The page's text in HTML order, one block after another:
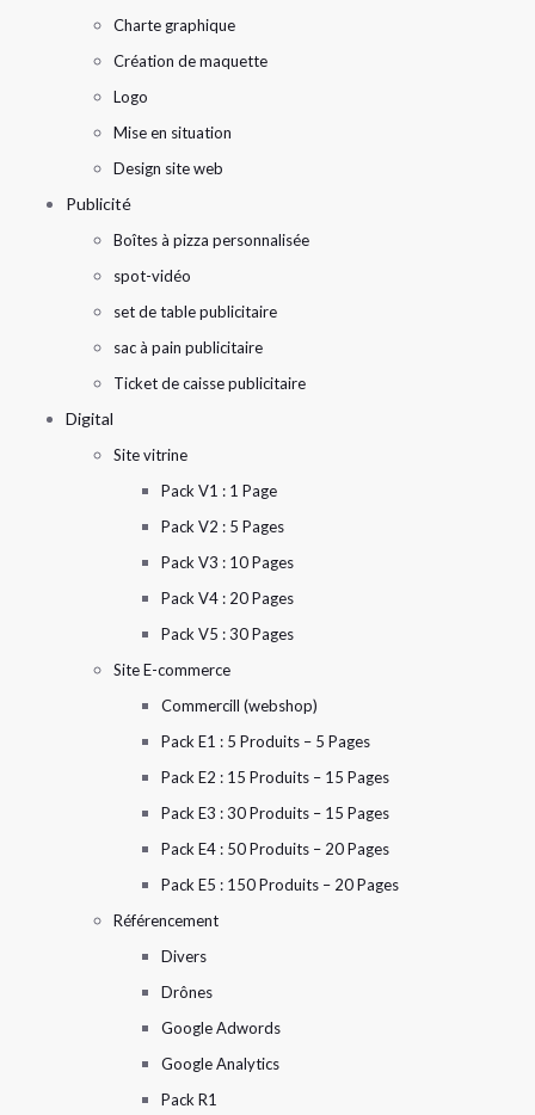
Charte graphique
Création de maquette
Logo
Mise en situation
Design site web
Publicité
Boîtes à pizza personnalisée
spot-vidéo
set de table publicitaire
sac à pain publicitaire
Ticket de caisse publicitaire
Digital
Site vitrine
Pack V1 : 1 Page
Pack V2 : 5 Pages
Pack V3 : 10 Pages
Pack V4 : 20 Pages
Pack V5 : 30 Pages
Site E-commerce
Commercill (webshop)
Pack E1 : 5 Produits – 5 Pages
Pack E2 : 15 Produits – 15 Pages
Pack E3 : 30 Produits – 15 Pages
Pack E4 : 50 Produits – 20 Pages
Pack E5 : 150 Produits – 20 Pages
Référencement
Divers
Drônes
Google Adwords
Google Analytics
Pack R1